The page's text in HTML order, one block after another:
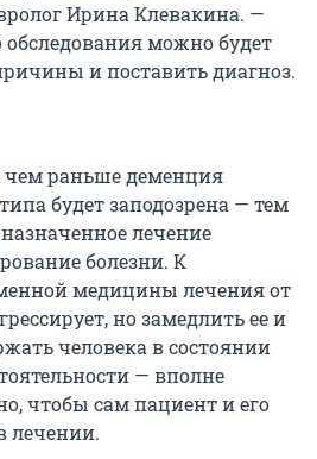
Ирина Клевакина. —
обследования можно будет
и поставить диагноз.
чем раньше деменция
будет заподозрена — тем
лечение
болезни. К
медицины лечения от
но замедлить ее и
человека в состоянии
— вполне
чтобы сам пациент и его
лечении.